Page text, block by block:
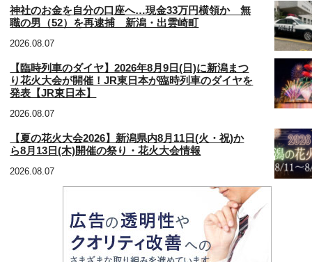
神社のお金を自分の口座へ…現金33万円横領か 無
職の男（52）を再逮捕 新潟・出雲崎町
2026.08.07
【臨時列車のダイヤ】2026年8月9日(日)に新潟まつ
り花火大会が開催！JR東日本が臨時列車のダイヤを
発表【JR東日本】
2026.08.07
【夏の花火大会2026】新潟県内8月11日(火・祝)か
ら8月13日(木)開催の祭り・花火大会情報
2026.08.07